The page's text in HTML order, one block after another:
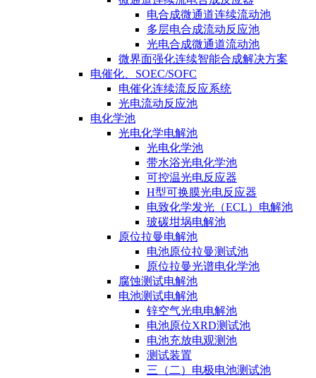
电合成微通道连续流动池
多层电合成流动反应池
光电合成微通道流动池
微界面强化连续智能合成解决方案
电催化、SOEC/SOFC
电催化连续流反应系统
光电流动反应池
电化学池
光电化学电解池
光电化学池
带水浴光电化学池
可控温光电反应器
H型可换膜光电反应器
电致化学发光（ECL）电解池
玻碳坩埚电解池
原位拉曼电解池
电池原位拉曼测试池
原位拉曼光谱电化学池
腐蚀测试电解池
电池测试电解池
锌空气光电电解池
电池原位XRD测试池
电池充放电观测池
测试装置
三（二）电极电池测试池